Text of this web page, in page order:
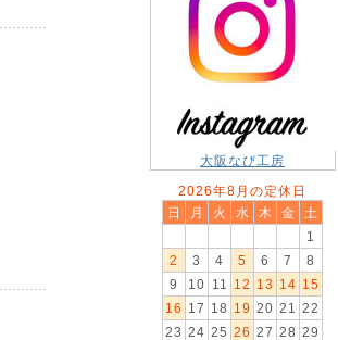
大阪なび工房
2026年8月の定休日
日
月 火 水 木 金
土
1
2
3 4 5 6 7
8
9
10 11 12 13 14 15
16
17 18 19 20 21
22
23 24 25 26 27 28 29